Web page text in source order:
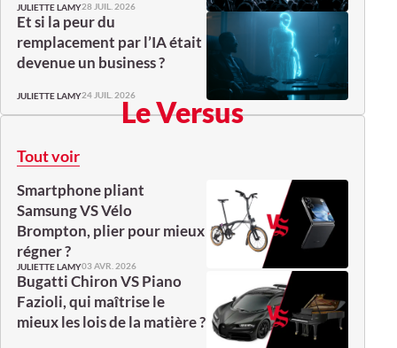
JULIETTE LAMY28 JUIL. 2026
Et si la peur du
remplacement par l’IA était
devenue un business ?
JULIETTE LAMY24 JUIL. 2026Le Versus
Tout voir
Smartphone pliant
Samsung VS Vélo
Brompton, plier pour mieux
régner ?
JULIETTE LAMY03 AVR. 2026
Bugatti Chiron VS Piano
Fazioli, qui maîtrise le
mieux les lois de la matière ?